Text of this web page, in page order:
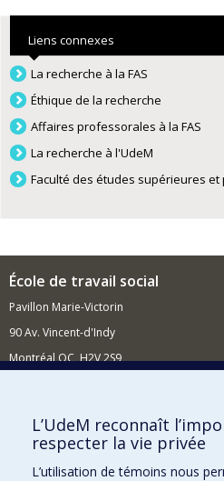
Liens connexes
La recherche à la FAS
Éthique de la recherche
Affaires professorales à la FAS
La recherche à l'UdeM
Faculté des études supérieures
École de travail social
Pavillon Marie-Victorin
90 Av. Vincent-d'Indy
Montréal QC H2V 2S9
Comment soutenir l'École?
BESOIN D'AIDE?
Plan du site
L’UdeM reconnaît
respecter la vie privée
L’utilisation de témoins nous